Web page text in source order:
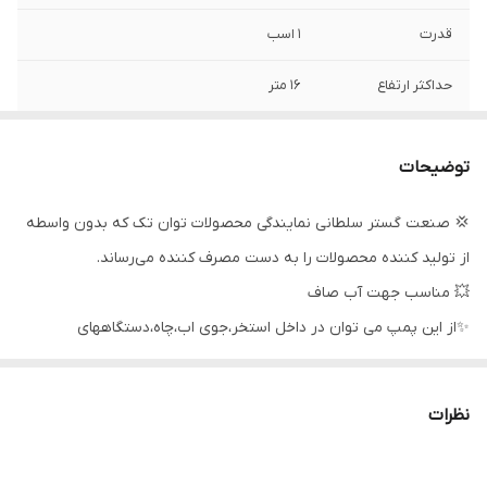
قدرت ۱ اسب
حداکثر ارتفاع 16 متر
جنس شفت
جنس پروانه استیل
توضیحات
💢 صنعت گستر سلطانی نمایندگی محصولات توان تک که بدون واسطه
از تولید کننده محصولات را به دست مصرف کننده می‌رساند.
💥 مناسب جهت آب صاف
✨از این پمپ می توان در داخل استخر،جوی اب،چاه،دستگاههای
نظرات